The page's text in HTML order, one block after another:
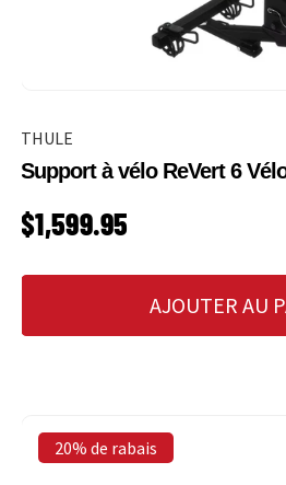
THULE
Support à vélo ReVert 6
PRIX HABITUEL
$1,599.95
AJOUTER AU
20% de rabais